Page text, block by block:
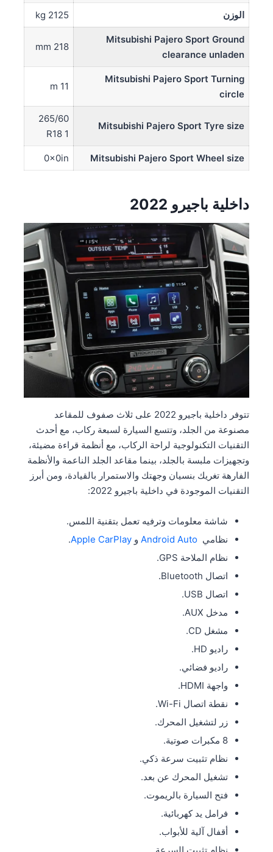
الوزن 2125 kg
Mitsubishi Pajero Sport Ground
clearance unladen
218 mm
Mitsubishi Pajero Sport Turning
circle
11 m
Mitsubishi Pajero Sport Tyre size
265/60
R18 1
Mitsubishi Pajero Sport Wheel size
0x0in
داخلية باجيرو 2022
تتوفر داخلية باجيرو 2022 على ثلاث صفوف للمقاعد
مصنوعة من الجلد، وتتسع السيارة لسبعة ركاب، مع أحدث
التقنيات التكنولوجية لراحة الركاب، مع أنظمة قراءة مضيئة،
وتجهيزات ملبسة بالجلد، بينما مقاعد الجلد الناعمة والأنظمة
الفارهة تغريك بنسيان وجهتك والاستمرار بالقيادة، ومن أبرز
التقنيات الموجودة في داخلية باجيرو 2022:
شاشة معلومات وترفيه تعمل بتقنية اللمس.
نظامي Android Auto و Apple CarPlay
.
نظام الملاحة GPS.
اتصال Bluetooth.
اتصال USB.
مدخل AUX.
مشغل CD.
راديو HD.
راديو فضائي.
واجهة HDMI.
نقطة اتصال Wi-Fi.
زر لتشغيل المحرك.
8 مكبرات صوتية.
نظام تثبيت سرعة ذكي.
تشغيل المحرك عن بعد.
فتح السيارة بالريموت.
فرامل يد كهربائية.
أقفال آلية للأبواب.